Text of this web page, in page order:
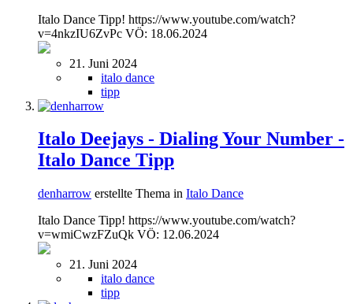
Italo Dance Tipp! https://www.youtube.com/watch?
v=4nkzIU6ZvPc VÖ: 18.06.2024
21. Juni 2024
italo dance
tipp
Italo Deejays - Dialing Your Number -
Italo Dance Tipp
denharrow erstellte Thema in Italo Dance
Italo Dance Tipp! https://www.youtube.com/watch?
v=wmiCwzFZuQk VÖ: 12.06.2024
21. Juni 2024
italo dance
tipp